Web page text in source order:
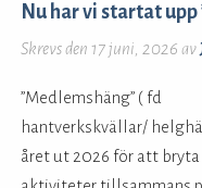
Nu har vi startat
Skrevs den 17 juni, 2026 av
”Medlemshäng” ( fd
hantverkskvällar/
året ut 2026 för att